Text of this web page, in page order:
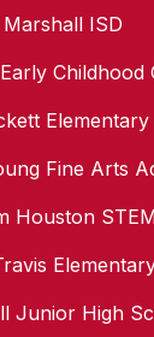
Marshall ISD
Childhood
Fine Arts
Houston
Junior High